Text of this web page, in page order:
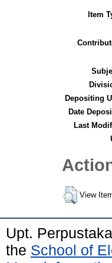
Item
Depositing
Date
Last
View
Upt.
the School of